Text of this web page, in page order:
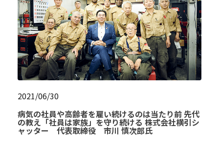
2021/06/30
病気の社員や高齢者を雇い続けるのは当たり前 先代
の教え「社員は家族」を守り続ける 株式会社横引シ
ャッター 代表取締役 市川 慎次郎氏